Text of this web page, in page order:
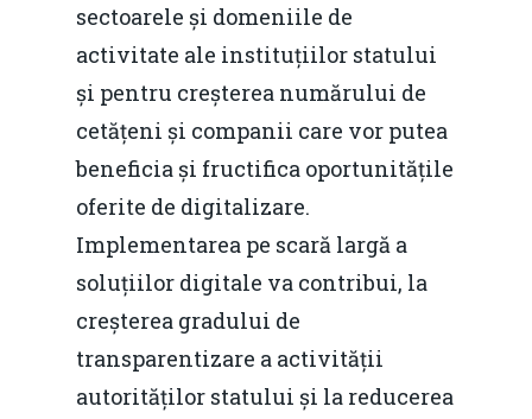
sectoarele și domeniile de
activitate ale instituțiilor statului
și pentru creșterea numărului de
cetățeni și companii care vor putea
beneficia și fructifica oportunitățile
oferite de digitalizare.
Implementarea pe scară largă a
soluțiilor digitale va contribui, la
creșterea gradului de
transparentizare a activității
autorităților statului și la reducerea